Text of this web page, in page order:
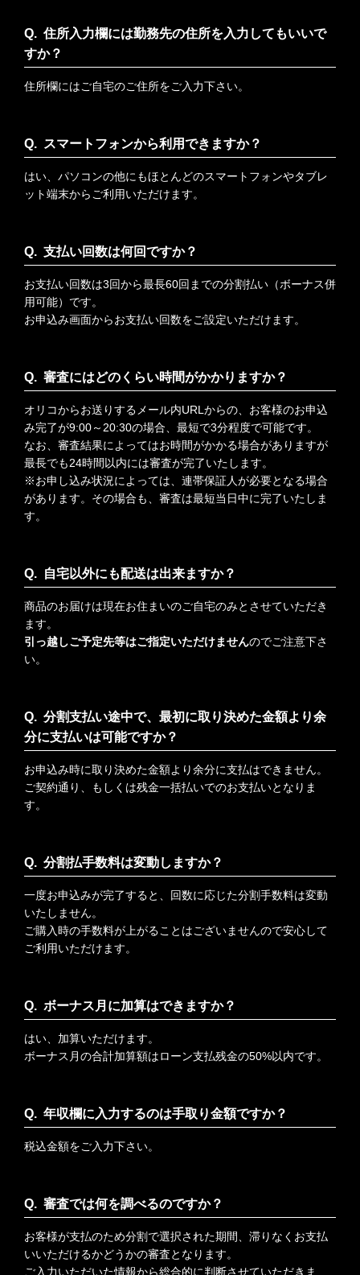
住所入力欄には勤務先の住所を入力してもいいで
すか？
住所欄にはご自宅のご住所をご入力下さい。
スマートフォンから利用できますか？
はい、パソコンの他にもほとんどのスマートフォンやタブレ
ット端末からご利用いただけます。
支払い回数は何回ですか？
お支払い回数は3回から最長60回までの分割払い（ボーナス併
用可能）です。
お申込み画面からお支払い回数をご設定いただけます。
審査にはどのくらい時間がかかりますか？
オリコからお送りするメール内URLからの、お客様のお申込
み完了が9:00～20:30の場合、最短で3分程度で可能です。
なお、審査結果によってはお時間がかかる場合がありますが
最長でも24時間以内には審査が完了いたします。
※お申し込み状況によっては、連帯保証人が必要となる場合
があります。その場合も、審査は最短当日中に完了いたしま
す。
自宅以外にも配送は出来ますか？
商品のお届けは現在お住まいのご自宅のみとさせていただき
ます。
引っ越しご予定先等はご指定いただけませんのでご注意下さ
い。
分割支払い途中で、最初に取り決めた金額より余
分に支払いは可能ですか？
お申込み時に取り決めた金額より余分に支払はできません。
ご契約通り、もしくは残金一括払いでのお支払いとなりま
す。
分割払手数料は変動しますか？
一度お申込みが完了すると、回数に応じた分割手数料は変動
いたしません。
ご購入時の手数料が上がることはございませんので安心して
ご利用いただけます。
ボーナス月に加算はできますか？
はい、加算いただけます。
ボーナス月の合計加算額はローン支払残金の50%以内です。
年収欄に入力するのは手取り金額ですか？
税込金額をご入力下さい。
審査では何を調べるのですか？
お客様が支払のため分割で選択された期間、滞りなくお支払
いいただけるかどうかの審査となります。
ご入力いただいた情報から総合的に判断させていただきま